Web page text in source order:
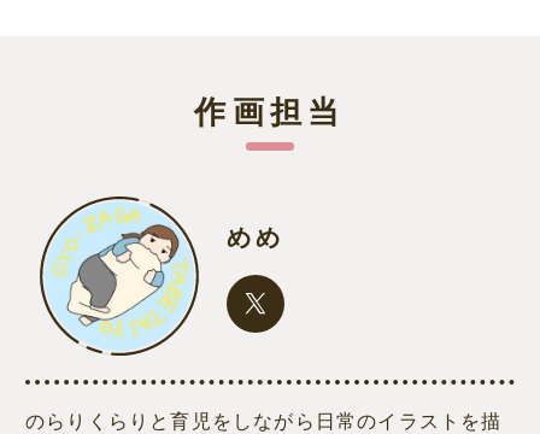
作画担当
めめ
のらりくらりと育児をしながら日常のイラストを描